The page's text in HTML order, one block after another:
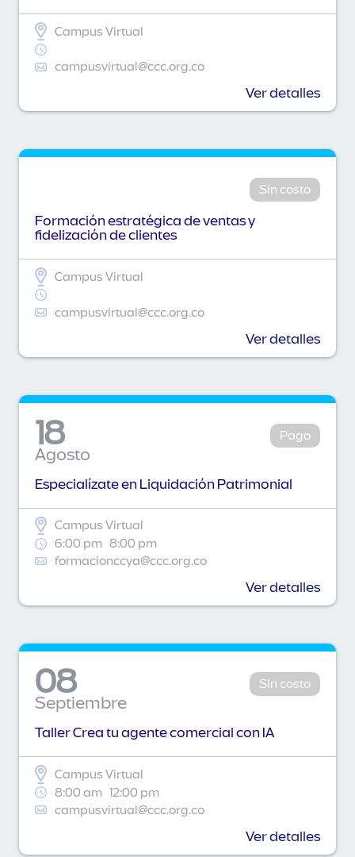
Campus Virtual
campusvirtual@ccc.org.co
Ver detalles
Sin costo
Formación estratégica de ventas y
fidelización de clientes
Campus Virtual
campusvirtual@ccc.org.co
Ver detalles
18
Agosto
Pago
Especialízate en Liquidación Patrimonial
Campus Virtual
6:00 pm 8:00 pm
formacionccya@ccc.org.co
Ver detalles
08
Septiembre
Sin costo
Taller Crea tu agente comercial con IA
Campus Virtual
8:00 am 12:00 pm
campusvirtual@ccc.org.co
Ver detalles